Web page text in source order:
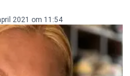
2021 om 11:54